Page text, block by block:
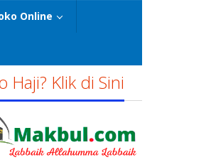
Online
Haji? Klik di Sini